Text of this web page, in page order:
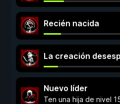
Recién nacida
La creación
Nuevo líder
Ten una hija de nivel